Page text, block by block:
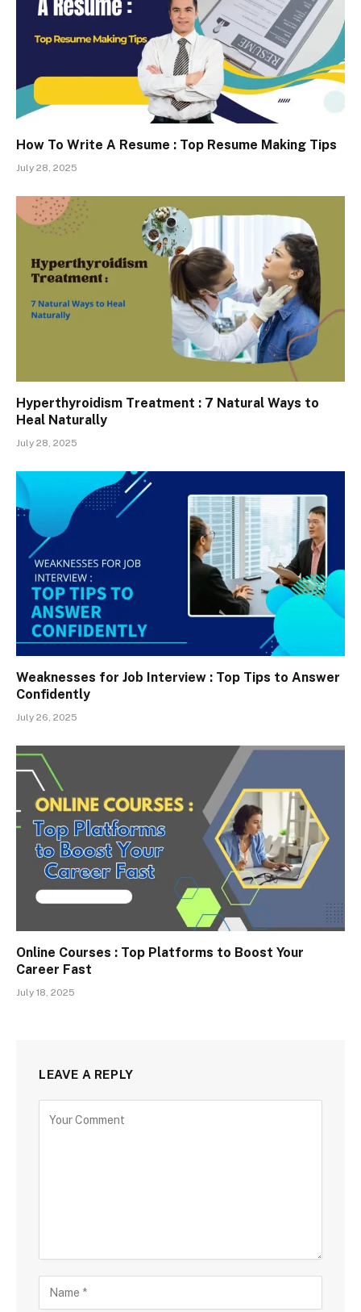
How To Write A Resume : Top Resume Making Tips
July 28, 2025
Hyperthyroidism Treatment : 7 Natural Ways to
Heal Naturally
July 28, 2025
Weaknesses for Job Interview : Top Tips to Answer
Confidently
July 26, 2025
Online Courses : Top Platforms to Boost Your
Career Fast
July 18, 2025
LEAVE A REPLY